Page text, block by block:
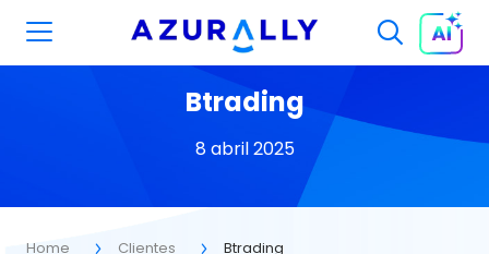
Btrading
8 abril 2025
Home Clientes Btrading